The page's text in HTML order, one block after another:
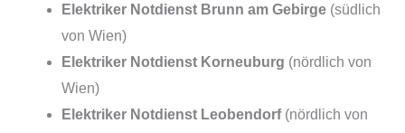
Elektriker Notdienst Brunn am Gebirge (südlich
von Wien)
Elektriker Notdienst Korneuburg (nördlich von
Wien)
Elektriker Notdienst Leobendorf(nördlich von